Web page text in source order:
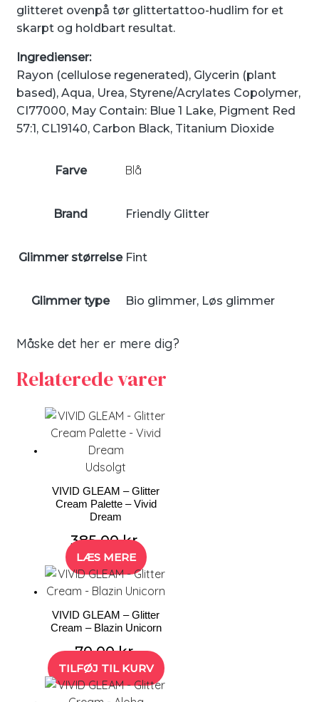
glitteret ovenpå tør glittertattoo-hudlim for et
skarpt og holdbart resultat.
Ingredienser:
Rayon (cellulose regenerated), Glycerin (plant
based), Aqua, Urea, Styrene/Acrylates Copolymer,
CI77000, May Contain: Blue 1 Lake, Pigment Red
57:1, CL19140, Carbon Black, Titanium Dioxide
Farve Blå
Brand Friendly Glitter
Glimmer størrelse Fint
Glimmer type Bio glimmer, Løs glimmer
Måske det her er mere dig?
Relaterede varer
Udsolgt
VIVID GLEAM – Glitter
Cream Palette – Vivid
Dream
385,00kr.
LÆS MERE
VIVID GLEAM – Glitter
Cream – Blazin Unicorn
70,00kr.
TILFØJ TIL KURV